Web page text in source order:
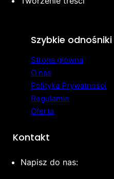
Szybkie odnośniki
Strona główna
O nas
Polityka Prywatności
Regulamin
Oferta
Kontakt
Napisz do nas: